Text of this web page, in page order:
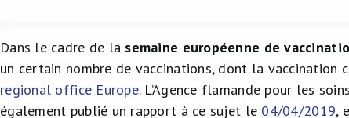
Dans le cadre de la semaine européenne de
un certain nombre de vaccinations, dont la
regional office Europe. L’Agence flamande pour les
également publié un rapport à ce sujet le 04/04/2019,